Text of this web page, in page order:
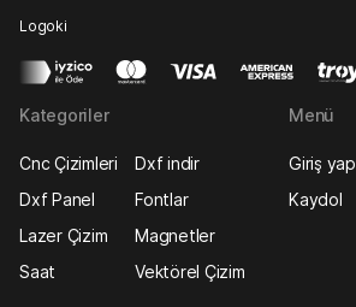
Logoki
Kategoriler
Cnc Çizimleri
Dxf indir
Dxf Panel
Fontlar
Lazer Çizim
Magnetler
Saat
Vektörel Çizim
Menü
Giriş yap
Kaydol